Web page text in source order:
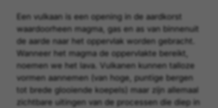
Een vulkaan is een opening in de aardkorst
waardoorheen magma, gas en as van binnenuit
de aarde naar het oppervlak worden gebracht.
Wanneer het magma de oppervlakte bereikt,
noemen we het lava. Vulkanen kunnen talloze
vormen aannemen (van hoge, puntige bergen
tot brede glooiende koepels) maar zijn allemaal
zichtbare uitingen van de processen die diep in